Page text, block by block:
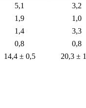
5,1
3,2
1,9
1,0
1,4
3,3
0,8
0,8
14,4 ± 0,5 20,3 ±